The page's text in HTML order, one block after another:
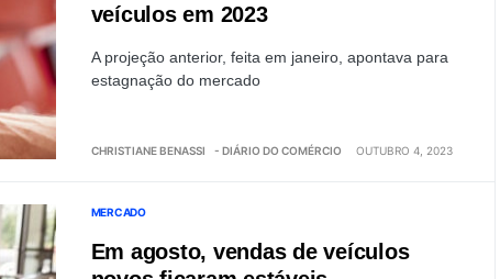
veículos em 2023
A projeção anterior, feita em janeiro, apontava para
estagnação do mercado
CHRISTIANE BENASSI - DIÁRIO DO COMÉRCIO OUTUBRO 4, 2023
MERCADO
Em agosto, vendas de veículos